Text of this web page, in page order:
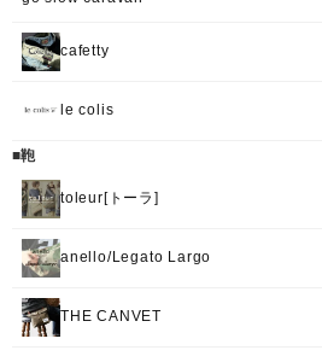
cafetty
le colis
■鞄
toleur[トーラ]
anello/Legato Largo
THE CANVET